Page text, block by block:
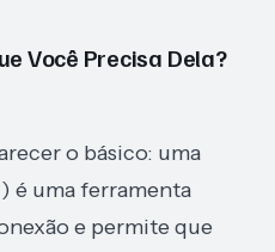
Você Precisa Dela?
o básico: uma
é uma ferramenta
e permite que